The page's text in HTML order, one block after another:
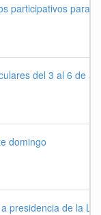
participativos para
del 3 al 6 de
domingo
presidencia de la